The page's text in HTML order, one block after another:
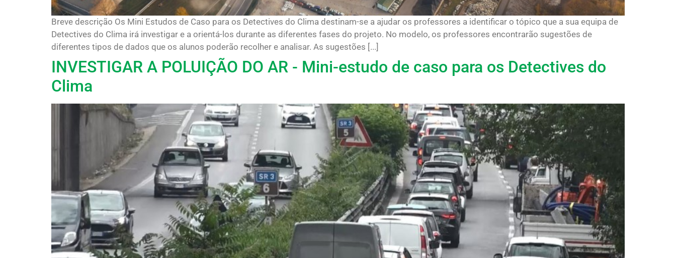
Breve descrição Os Mini Estudos de Caso para os Detectives do Clima destinam-se a ajudar os professores a identificar o tópico que a sua equipa de
Detectives do Clima irá investigar e a orientá-los durante as diferentes fases do projeto. No modelo, os professores encontrarão sugestões de
diferentes tipos de dados que os alunos poderão recolher e analisar. As sugestões [...]
INVESTIGAR A POLUIÇÃO DO AR - Mini-estudo de caso para os Detectives do
Clima